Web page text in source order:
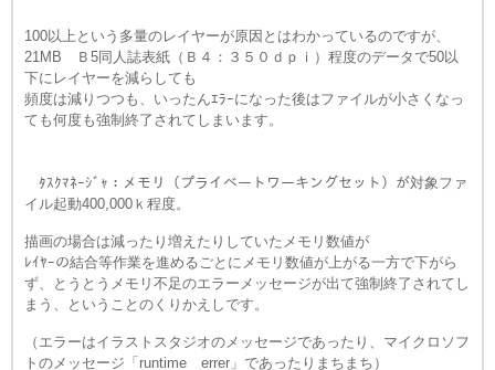
100以上という多量のレイヤーが原因とはわかっているのですが、
21MB Ｂ5同人誌表紙（Ｂ４：３５０ｄｐｉ）程度のデータで50以
下にレイヤーを減らしても
頻度は減りつつも、いったんｴﾗｰになった後はファイルが小さくなっ
ても何度も強制終了されてしまいます。
ﾀｽｸﾏﾈｰｼﾞｬ：メモリ（プライベートワーキングセット）が対象ファ
イル起動400,000ｋ程度。
描画の場合は減ったり増えたりしていたメモリ数値が
ﾚｲﾔｰの結合等作業を進めるごとにメモリ数値が上がる一方で下がら
ず、とうとうメモリ不足のエラーメッセージが出て強制終了されてし
まう、ということのくりかえしです。
（エラーはイラストスタジオのメッセージであったり、マイクロソフ
トのメッセージ「runtime errer」であったりまちまち）